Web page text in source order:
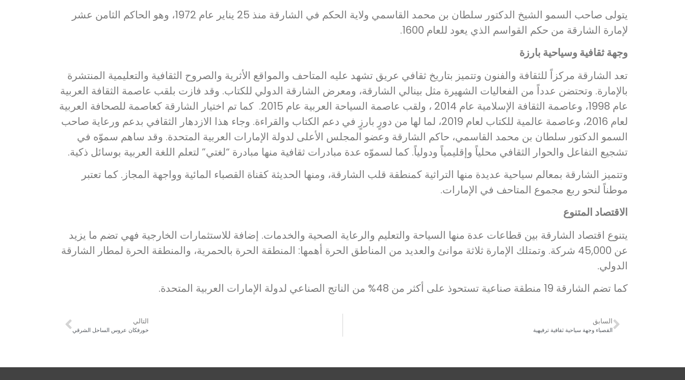
يتولى صاحب السمو الشيخ الدكتور سلطان بن محمد القاسمي ولاية الحكم في الشارقة منذ 25 يناير عام 1972، وهو الحاكم الثامن عشر
لإمارة الشارقة من حكم القواسم الذي يعود للعام 1600.
وجهة ثقافية وسياحية بارزة
تعد الشارقة مركزاً للثقافة والفنون وتتميز بتاريخ ثقافي عريق تشهد عليه المتاحف والمواقع الأثرية والصروح الثقافية والتعليمية المنتشرة
بالإمارة. وتحتضن عدداً من الفعاليات الشهيرة مثل بينالي الشارقة، ومعرض الشارقة الدولي للكتاب. وقد فازت بلقب عاصمة الثقافة العربية
عام 1998، وعاصمة الثقافة الإسلامية عام 2014 ، ولقب عاصمة السياحة العربية عام 2015. كما تم اختيار الشارقة كعاصمة للصحافة العربية
لعام 2016، وعاصمة عالمية للكتاب لعام 2019، لما لها من دورٍ بارزٍ في دعم الكتاب والقراءة. وجاء هذا الازدهار الثقافي بدعم ورعاية صاحب
السمو الدكتور سلطان بن محمد القاسمي، حاكم الشارقة وعضو المجلس الأعلى لدولة الإمارات العربية المتحدة. وقد ساهم سموّه في
تشجيع التفاعل والحوار الثقافي محلياً وإقليمياً ودولياً. كما لسموّه عدة مبادرات ثقافية منها مبادرة “لغتي” لتعلم اللغة العربية بوسائل ذكية.
وتتميز الشارقة بمعالم سياحية عديدة منها التراثية كمنطقة قلب الشارقة، ومنها الحديثة كقناة القصباء المائية وواجهة المجاز. كما تعتبر
موطناً لنحو ربع مجموع المتاحف في الإمارات.
الاقتصاد المتنوع
يتنوع اقتصاد الشارقة بين قطاعات عدة منها السياحة والتعليم والرعاية الصحية والخدمات. إضافة للاستثمارات الخارجية فهي تضم ما يزيد
عن 45,000 شركة. وتمتلك الإمارة ثلاثة موانئ والعديد من المناطق الحرة أهمها: المنطقة الحرة بالحمرية، والمنطقة الحرة لمطار الشارقة
الدولي.
كما تضم الشارقة 19 منطقة صناعية تستحوذ على أكثر من 48% من الناتج الصناعي لدولة الإمارات العربية المتحدة.
السابق
القصباء وجهة سياحية ثقافية ترفيهية
التالي
خورفكان عروس الساحل الشرقي